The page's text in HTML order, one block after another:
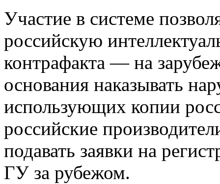
Участие в системе
российскую
контрафакта — на
основания наказывать
использующих копии
российские
подавать заявки на
ГУ за рубежом.